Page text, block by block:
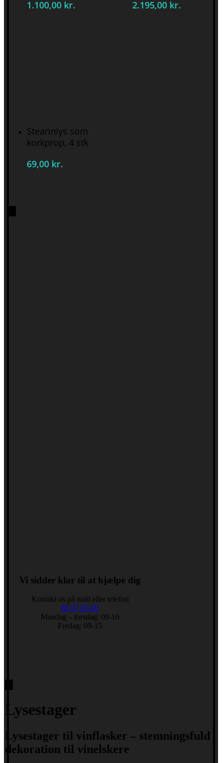
1.100,00 kr.
2.195,00 kr.
Stearinlys som
korkprop, 4 stk
69,00 kr.
Vi sidder klar til at hjælpe dig
Kontakt os på mail eller telefon
86 87 05 00
Mandag – torsdag: 09-16
Fredag: 09-15
Lysestager
Lysestager til vinflasker – stemningsfuld
dekoration til vinelskere